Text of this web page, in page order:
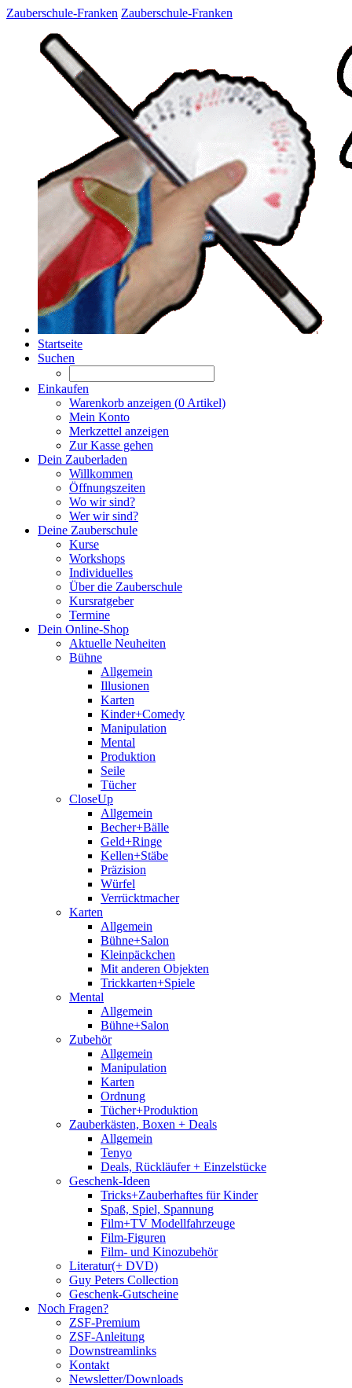
Zauberschule-Franken Zauberschule-Franken
Startseite
Suchen
Einkaufen
Warenkorb anzeigen (0 Artikel)
Mein Konto
Merkzettel anzeigen
Zur Kasse gehen
Dein Zauberladen
Willkommen
Öffnungszeiten
Wo wir sind?
Wer wir sind?
Deine Zauberschule
Kurse
Workshops
Individuelles
Über die Zauberschule
Kursratgeber
Termine
Dein Online-Shop
Aktuelle Neuheiten
Bühne
Allgemein
Illusionen
Karten
Kinder+Comedy
Manipulation
Mental
Produktion
Seile
Tücher
CloseUp
Allgemein
Becher+Bälle
Geld+Ringe
Kellen+Stäbe
Präzision
Würfel
Verrücktmacher
Karten
Allgemein
Bühne+Salon
Kleinpäckchen
Mit anderen Objekten
Trickkarten+Spiele
Mental
Allgemein
Bühne+Salon
Zubehör
Allgemein
Manipulation
Karten
Ordnung
Tücher+Produktion
Zauberkästen, Boxen + Deals
Allgemein
Tenyo
Deals, Rückläufer + Einzelstücke
Geschenk-Ideen
Tricks+Zauberhaftes für Kinder
Spaß, Spiel, Spannung
Film+TV Modellfahrzeuge
Film-Figuren
Film- und Kinozubehör
Literatur(+ DVD)
Guy Peters Collection
Geschenk-Gutscheine
Noch Fragen?
ZSF-Premium
ZSF-Anleitung
Downstreamlinks
Kontakt
Newsletter/Downloads